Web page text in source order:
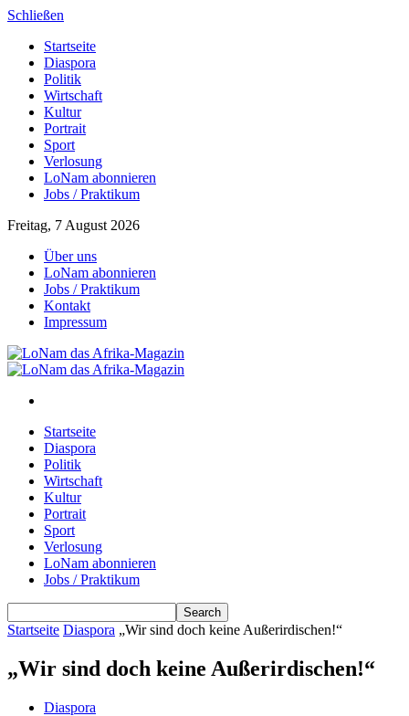
Schließen
Startseite
Diaspora
Politik
Wirtschaft
Kultur
Portrait
Sport
Verlosung
LoNam abonnieren
Jobs / Praktikum
Freitag, 7 August 2026
Über uns
LoNam abonnieren
Jobs / Praktikum
Kontakt
Impressum
Startseite
Diaspora
Politik
Wirtschaft
Kultur
Portrait
Sport
Verlosung
LoNam abonnieren
Jobs / Praktikum
Startseite Diaspora „Wir sind doch keine Außerirdischen!“
„Wir sind doch keine Außerirdischen!“
Diaspora